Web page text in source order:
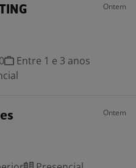
Ontem
Entre 1 e 3 anos
Ontem